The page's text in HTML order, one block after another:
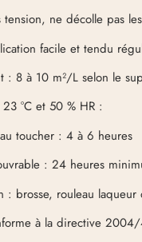
tension, ne décolle pas
facile et tendu
: 8 à 10 m²/L selon le
°C et 50 % HR :
toucher : 4 à 6 heures
: 24 heures
: brosse, rouleau laqueur
à la directive